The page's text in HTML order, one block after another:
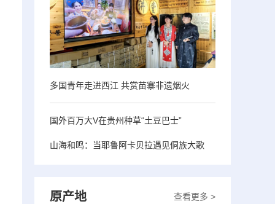
多国青年走进西江 共赏苗寨非遗烟火
国外百万大V在贵州种草“土豆巴士”
山海和鸣：当耶鲁阿卡贝拉遇见侗族大歌
查看更多 >
原产地